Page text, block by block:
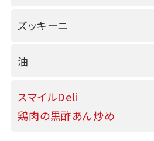
ズッキーニ
油
スマイルDeli
鶏肉の黒酢あん炒め